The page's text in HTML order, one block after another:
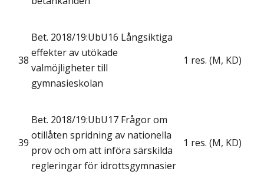
38
Bet. 2018/19:UbU16 Långsiktiga
effekter av utökade
valmöjligheter till
gymnasieskolan
1 res. (M, KD)
39
Bet. 2018/19:UbU17 Frågor om
otillåten spridning av nationella
prov och om att införa särskilda
regleringar för idrottsgymnasier
1 res. (M, KD)